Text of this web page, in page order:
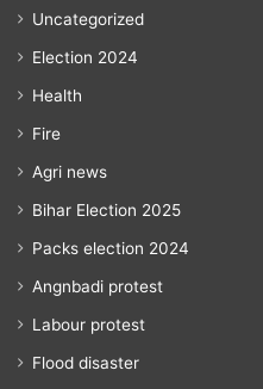
Uncategorized
Election 2024
Health
Fire
Agri news
Bihar Election 2025
Packs election 2024
Angnbadi protest
Labour protest
Flood disaster